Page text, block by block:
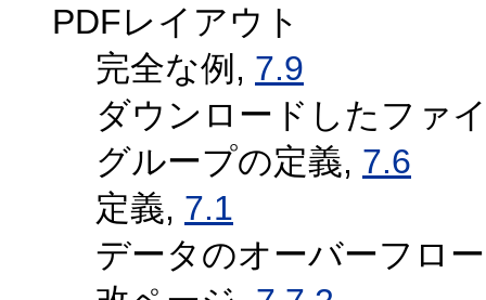
PDFレイアウト
完全な例, 7.9
ダウンロードしたファ
グループの定義, 7.6
定義, 7.1
データのオーバーフロ